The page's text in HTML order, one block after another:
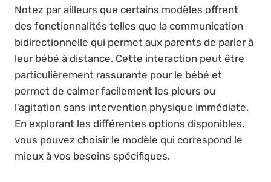
Notez par ailleurs que certains modèles offrent
des fonctionnalités telles que la communication
bidirectionnelle qui permet aux parents de parler à
leur bébé à distance. Cette interaction peut être
particulièrement rassurante pour le bébé et
permet de calmer facilement les pleurs ou
l’agitation sans intervention physique immédiate.
En explorant les différentes options disponibles,
vous pouvez choisir le modèle qui correspond le
mieux à vos besoins spécifiques.